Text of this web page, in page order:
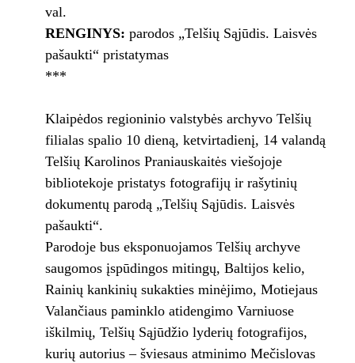
val.
RENGINYS: parodos „Telšių Sąjūdis. Laisvės
pašaukti“ pristatymas
***
Klaipėdos regioninio valstybės archyvo Telšių
filialas spalio 10 dieną, ketvirtadienį, 14 valandą
Telšių Karolinos Praniauskaitės viešojoje
bibliotekoje pristatys fotografijų ir rašytinių
dokumentų parodą „Telšių Sąjūdis. Laisvės
pašaukti“.
Parodoje bus eksponuojamos Telšių archyve
saugomos įspūdingos mitingų, Baltijos kelio,
Rainių kankinių sukakties minėjimo, Motiejaus
Valančiaus paminklo atidengimo Varniuose
iškilmių, Telšių Sąjūdžio lyderių fotografijos,
kurių autorius – šviesaus atminimo Mečislovas